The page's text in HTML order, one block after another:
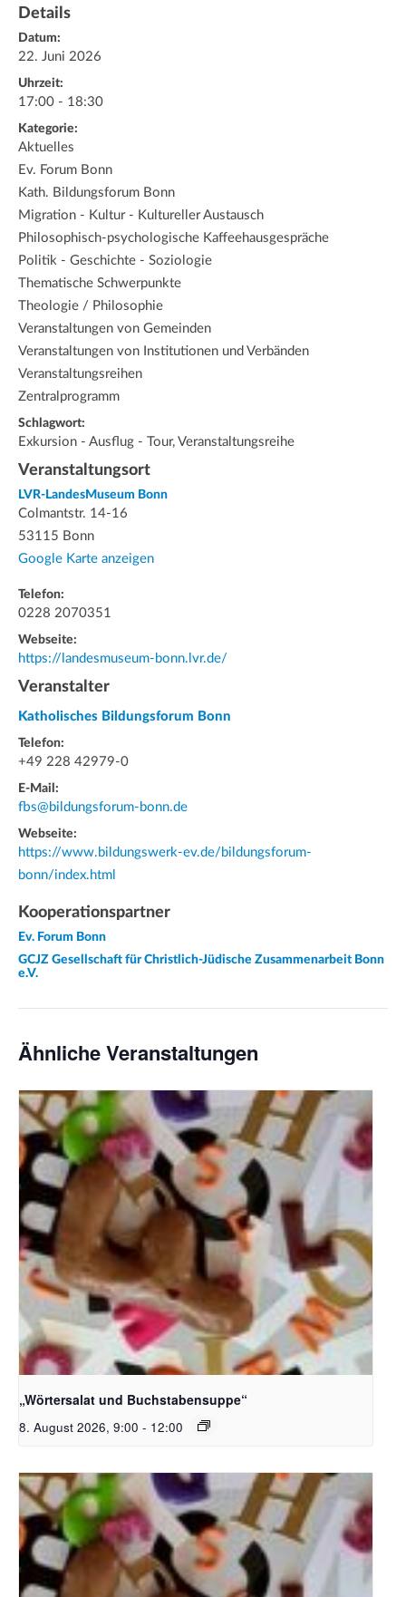
Details
Datum:
22. Juni 2026
Uhrzeit:
17:00 - 18:30
Kategorie:
Aktuelles
Ev. Forum Bonn
Kath. Bildungsforum Bonn
Migration - Kultur - Kultureller Austausch
Philosophisch-psychologische Kaffeehausgespräche
Politik - Geschichte - Soziologie
Thematische Schwerpunkte
Theologie / Philosophie
Veranstaltungen von Gemeinden
Veranstaltungen von Institutionen und Verbänden
Veranstaltungsreihen
Zentralprogramm
Schlagwort:
Exkursion - Ausflug - Tour, Veranstaltungsreihe
Veranstaltungsort
LVR-LandesMuseum Bonn
Colmantstr. 14-16
53115 Bonn
Google Karte anzeigen
Telefon:
0228 2070351
Webseite:
https://landesmuseum-bonn.lvr.de/
Veranstalter
Katholisches Bildungsforum Bonn
Telefon:
+49 228 42979-0
E-Mail:
fbs@bildungsforum-bonn.de
Webseite:
https://www.bildungswerk-ev.de/bildungsforum-
bonn/index.html
Kooperationspartner
Ev. Forum Bonn
GCJZ Gesellschaft für Christlich-Jüdische Zusammenarbeit Bonn
e.V.
Ähnliche Veranstaltungen
Bildquelle_ Pixabay Free_Christoph Meinersmann
„Wörtersalat und Buchstabensuppe“
8. August 2026, 9:00 - 12:00